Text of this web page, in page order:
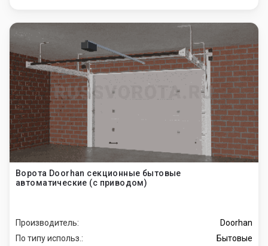
Ворота Doorhan секционные бытовые
автоматические (с приводом)
Производитель:
Doorhan
По типу использ.:
Бытовые